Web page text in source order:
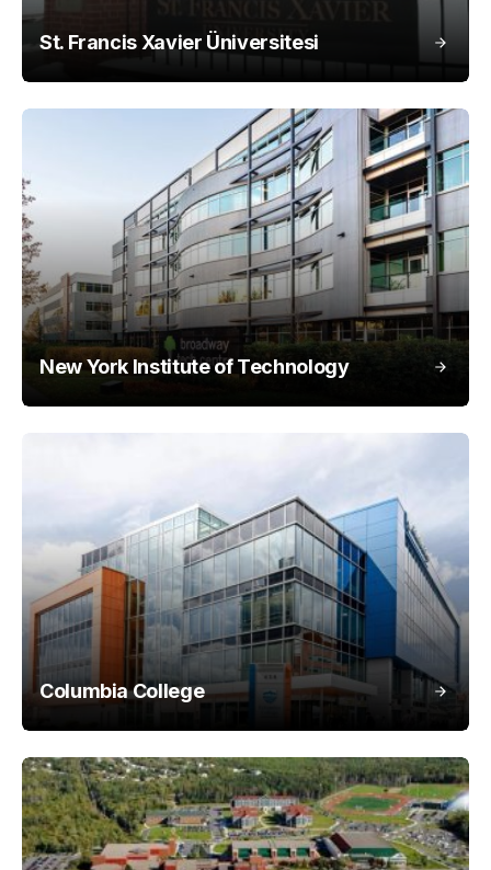
St. Francis Xavier Üniversitesi
New York Institute of Technology
Columbia College